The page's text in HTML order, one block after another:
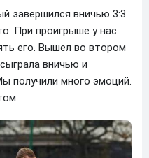
завершился вничью 3:3.
При проигрыше у нас
его. Вышел во втором
вничью и
получили много эмоций.